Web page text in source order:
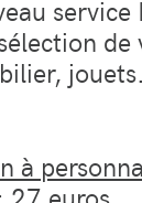
service
à